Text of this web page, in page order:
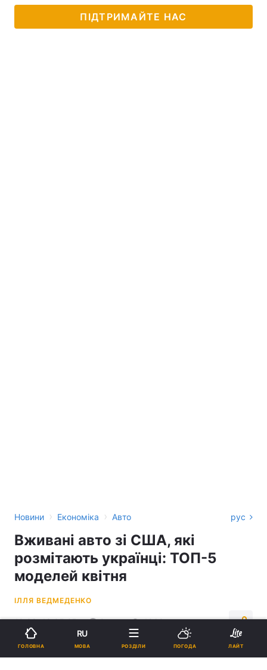
ПІДТРИМАЙТЕ НАС
Новини › Економіка › Авто рус
Вживані авто зі США, які
розмітають українці: ТОП-5
моделей квітня
ІЛЛЯ ВЕДМЕДЕНКО
10:38, 13.05.25 2 хв. 4960
Підпишіться на нас в Google
ГОЛОВНА
RU
МОВА РОЗДІЛИ ПОГОДА ЛАЙТ